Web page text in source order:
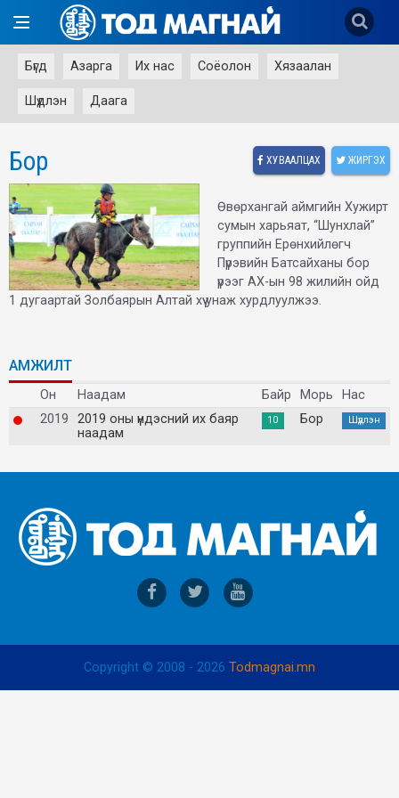
Бүгд Азарга Их нас Соёолон Хязаалан
Шүдлэн Даага
Бор ХУВААЛЦАХ ЖИРГЭХ
Өвөрхангай аймгийн Хужирт
сумын харьяат, “Шунхлай”
группийн Ерөнхийлөгч
Пүрэвийн Батсайханы бор
үрээг АХ-ын 98 жилийн ойд
1 дугаартай Золбаярын Алтай хүү унаж хурдлуулжээ.
АМЖИЛТ
Он Наадам Байр Морь
Нас
2019
2019 оны үндэсний их баяр
наадам
10 Бор Шүдлэн
Copyright © 2008 - 2026 Todmagnai.mn